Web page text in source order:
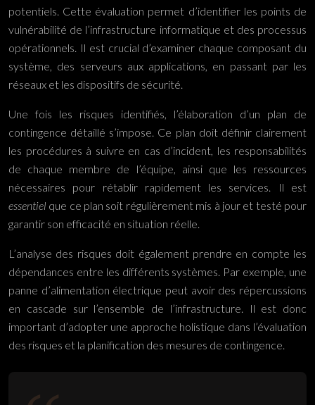
potentiels. Cette évaluation permet d’identifier les points de
vulnérabilité de l’infrastructure informatique et des processus
opérationnels. Il est crucial d’examiner chaque composant du
système, des serveurs aux applications, en passant par les
réseaux et les dispositifs de sécurité.
Une fois les risques identifiés, l’élaboration d’un plan de
contingence détaillé s’impose. Ce plan doit définir clairement
les procédures à suivre en cas d’incident, les responsabilités
de chaque membre de l’équipe, ainsi que les ressources
nécessaires pour rétablir rapidement les services. Il est
essentiel que ce plan soit régulièrement mis à jour et testé pour
garantir son efficacité en situation réelle.
L’analyse des risques doit également prendre en compte les
dépendances entre les différents systèmes. Par exemple, une
panne d’alimentation électrique peut avoir des répercussions
en cascade sur l’ensemble de l’infrastructure. Il est donc
important d’adopter une approche holistique dans l’évaluation
des risques et la planification des mesures de contingence.